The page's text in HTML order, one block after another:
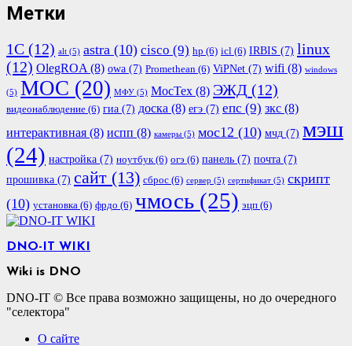
Метки
1С (12) alt (5) astra (10) cisco (9) hp (6) icl (6) IRBIS (7) linux
(12) OlegROA (8) owa (7) Promethean (6) ViPNet (7) wifi (8) windows
(5) МОС (20) МФУ (5) МосТех (8) ЭЖД (12)
видеонаблюдение (6) гиа (7) доска (8) егэ (7) епс (9) зкс (8)
интерактивная (8) испп (8) камеры (5) мос12 (10) мчд (7) мэш
(24) настройка (7) ноутбук(6) огэ (6) панель (7) почта (7)
прошивка (7) сайт (13) сброс (6) сервер (5) сертификат (5) скрипт
(10) установка (6) фрдо (6) чмось (25) эцп (6)
DNO-IT WIKI
Wiki is DNO
DNO-IT © Все права возможно защищены, но до очередного
"селектора"
О сайте